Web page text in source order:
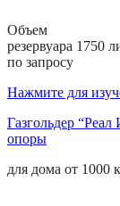
Объем
резервуара 1750
по запросу
Нажмите для
Газгольдер
опоры
для дома от 1000